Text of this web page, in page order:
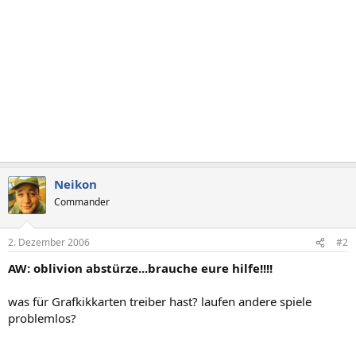
Neikon
Commander
2. Dezember 2006 #2
AW: oblivion abstürze...brauche eure hilfe!!!!
was für Grafkikkarten treiber hast? laufen andere spiele
problemlos?